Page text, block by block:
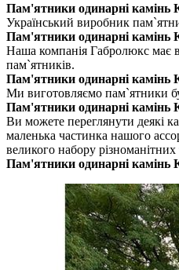
Пам'ятники одинарні камінь
Український виробник
Пам'ятники одинарні камінь
Наша компанія Габролюкс має
пам`ятників.
Пам'ятники одинарні камінь
Ми виготовляємо пам`ятники
Пам'ятники одинарні камінь
Ви можете переглянути деякі
маленька частинка нашого
великого набору
Пам'ятники одинарні камінь